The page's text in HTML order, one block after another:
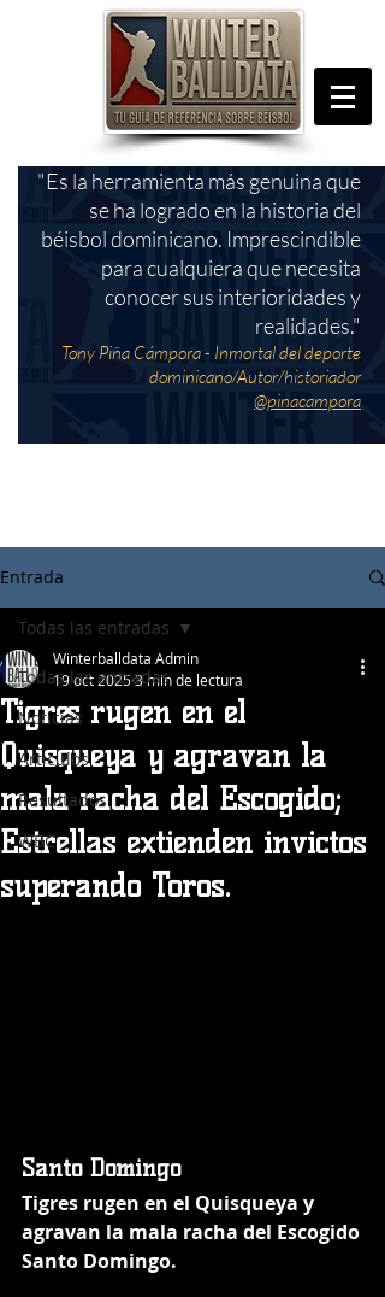
"Es la herramienta más genuina que
se ha logrado en la historia del
béisbol dominicano. Imprescindible
para cualquiera que necesita
conocer sus interioridades y
realidades."
Tony Piña Cámpora - Inmortal del deporte
dominicano/Autor/historiador
@pinacampora
Entrada
Todas las entradas
Noticias
Articulos
Resultados
WBC
Todas las entradas
Tigres rugen en el
Quisqueya y agravan la
mala racha del Escogido;
Estrellas extienden invictos
superando Toros.
Winterballdata Admin
19 oct 20253 min de lectura
Santo Domingo
Tigres rugen en el Quisqueya y
agravan la mala racha del Escogido
Santo Domingo.